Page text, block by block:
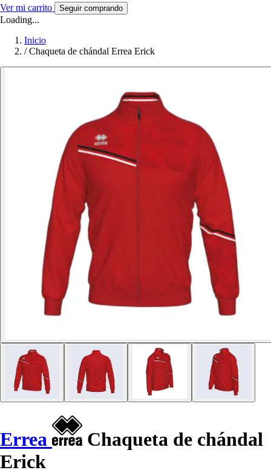
Ver mi carrito Seguir comprando
Loading...
Inicio
/ Chaqueta de chándal Errea Erick
Errea
Chaqueta de chándal
Erick